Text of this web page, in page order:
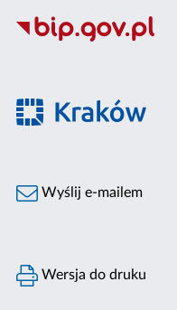
Wyślij e-mailem
Wersja do druku